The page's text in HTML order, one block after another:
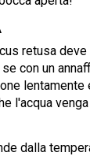
retusa
con un
lentamente
l'acqua
dalla